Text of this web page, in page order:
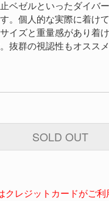
ベゼルといったダイバ
。個人的な実際に着け
イズと重量感があり着
抜群の視認性もオスス
SOLD OUT
クレジットカードがご利